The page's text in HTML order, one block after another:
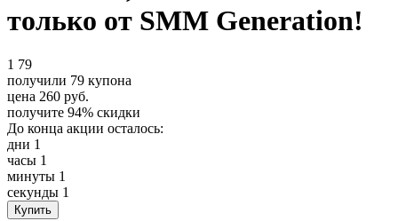
только от SMM Generation!
1 79
получили 79 купона
цена 260 руб.
получите 94% скидки
До конца акции осталось:
дни 1
часы 1
минуты 1
секунды 1